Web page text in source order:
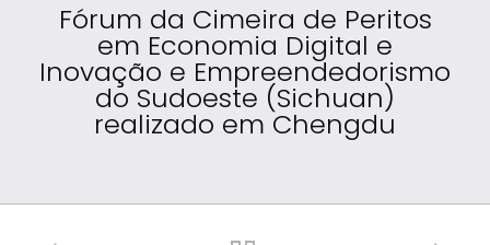
Fórum da Cimeira de Peritos
em Economia Digital e
Inovação e Empreendedorismo
do Sudoeste (Sichuan)
realizado em Chengdu